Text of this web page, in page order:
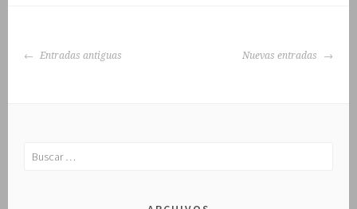
IREntradas antiguas Nuevas entradas
Buscar: